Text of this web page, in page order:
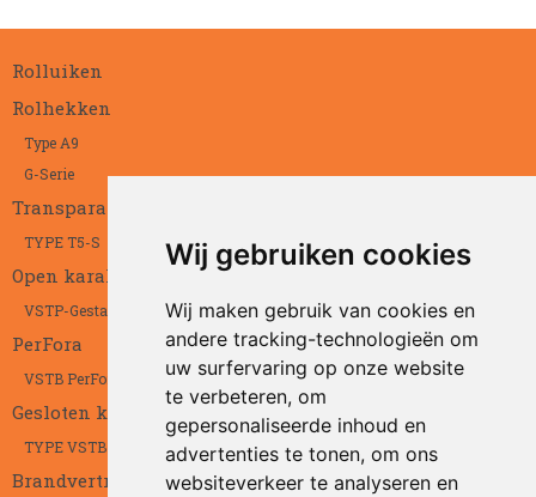
Wij gebruiken cookies
Wij maken gebruik van cookies en
andere tracking-technologieën om
uw surfervaring op onze website
te verbeteren, om
gepersonaliseerde inhoud en
advertenties te tonen, om ons
websiteverkeer te analyseren en
Rolluiken
Rolhekken
Type A9
G-Serie
Transparant
TYPE T5-S
Open karakter
VSTP-Gestanst
PerFora
VSTB PerFora
Gesloten karakter
TYPE VSTB
Brandvertragend